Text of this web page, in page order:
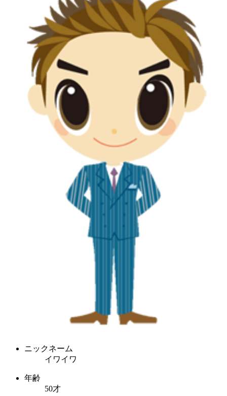
ニックネーム
イワイワ
年齢
50才